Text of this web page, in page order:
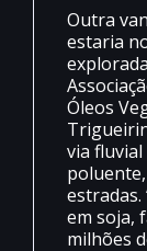
Outra
estaria
Óleos
via fluvial
em soja,
milhões